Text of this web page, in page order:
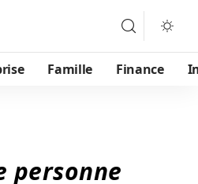
Famille Finance
personne